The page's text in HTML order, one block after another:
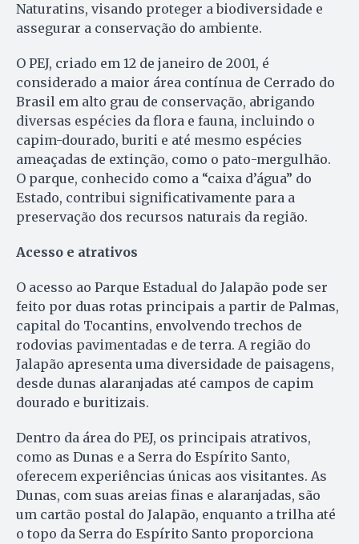
Naturatins, visando proteger a biodiversidade e
assegurar a conservação do ambiente.
O PEJ, criado em 12 de janeiro de 2001, é
considerado a maior área contínua de Cerrado do
Brasil em alto grau de conservação, abrigando
diversas espécies da flora e fauna, incluindo o
capim-dourado, buriti e até mesmo espécies
ameaçadas de extinção, como o pato-mergulhão.
O parque, conhecido como a “caixa d’água” do
Estado, contribui significativamente para a
preservação dos recursos naturais da região.
Acesso e atrativos
O acesso ao Parque Estadual do Jalapão pode ser
feito por duas rotas principais a partir de Palmas,
capital do Tocantins, envolvendo trechos de
rodovias pavimentadas e de terra. A região do
Jalapão apresenta uma diversidade de paisagens,
desde dunas alaranjadas até campos de capim
dourado e buritizais.
Dentro da área do PEJ, os principais atrativos,
como as Dunas e a Serra do Espírito Santo,
oferecem experiências únicas aos visitantes. As
Dunas, com suas areias finas e alaranjadas, são
um cartão postal do Jalapão, enquanto a trilha até
o topo da Serra do Espírito Santo proporciona